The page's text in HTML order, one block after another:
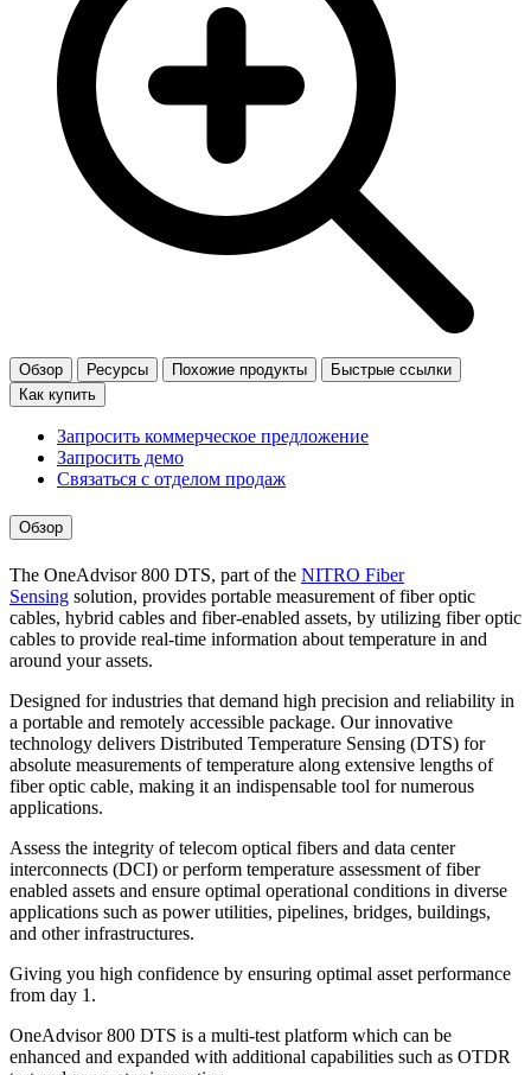
Обзор Ресурсы Похожие продукты
Быстрые ссылки
Как купить
Запросить коммерческое предложение
Запросить демо
Связаться с отделом продаж
Обзор
The OneAdvisor 800 DTS, part of the NITRO Fiber
Sensing solution, provides portable measurement of fiber optic
cables, hybrid cables and fiber-enabled assets, by utilizing fiber optic
cables to provide real-time information about temperature in and
around your assets.
Designed for industries that demand high precision and reliability in
a portable and remotely accessible package. Our innovative
technology delivers Distributed Temperature Sensing (DTS) for
absolute measurements of temperature along extensive lengths of
fiber optic cable, making it an indispensable tool for numerous
applications.
Assess the integrity of telecom optical fibers and data center
interconnects (DCI) or perform temperature assessment of fiber
enabled assets and ensure optimal operational conditions in diverse
applications such as power utilities, pipelines, bridges, buildings,
and other infrastructures.
Giving you high confidence by ensuring optimal asset performance
from day 1.
OneAdvisor 800 DTS is a multi-test platform which can be
enhanced and expanded with additional capabilities such as OTDR